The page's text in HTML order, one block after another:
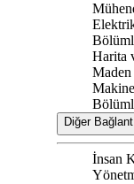
Harita
Diğer
İnsan